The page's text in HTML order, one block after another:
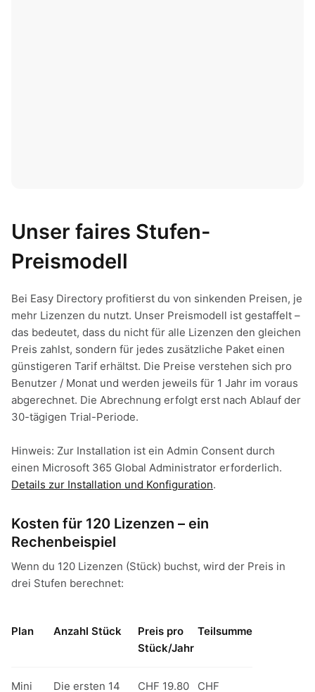
Unser faires Stufen-
Preismodell
Bei Easy Directory profitierst du von sinkenden Preisen, je
mehr Lizenzen du nutzt. Unser Preismodell ist gestaffelt –
das bedeutet, dass du nicht für alle Lizenzen den gleichen
Preis zahlst, sondern für jedes zusätzliche Paket einen
günstigeren Tarif erhältst. Die Preise verstehen sich pro
Benutzer / Monat und werden jeweils für 1 Jahr im voraus
abgerechnet. Die Abrechnung erfolgt erst nach Ablauf der
30-tägigen Trial-Periode.
Hinweis: Zur Installation ist ein Admin Consent durch
einen Microsoft 365 Global Administrator erforderlich.
Details zur Installation und Konfiguration.
Kosten für 120 Lizenzen – ein
Rechenbeispiel
Wenn du 120 Lizenzen (Stück) buchst, wird der Preis in
drei Stufen berechnet:
Plan Anzahl Stück
Preis pro
Stück/Jahr
Teilsumme
Mini Die ersten 14 CHF 19.80 CHF